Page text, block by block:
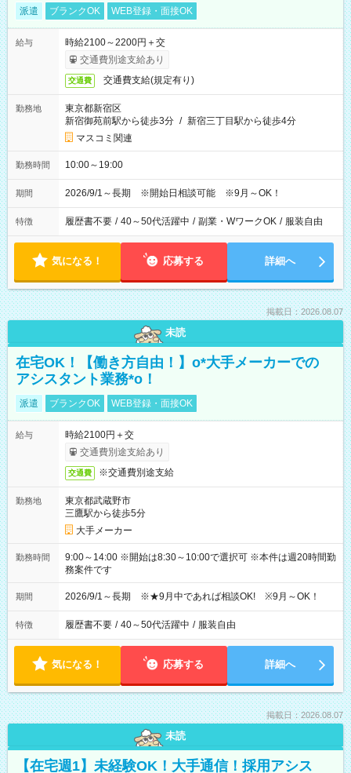
派遣 ブランクOK WEB登録・面接OK
給与
時給2100～2200円＋交
交通費別途支給あり
交通費 交通費支給(規定有り)
勤務地
東京都新宿区
新宿御苑前駅から徒歩3分 / 新宿三丁目駅から徒歩4分
マスコミ関連
勤務時間 10:00～19:00
期間 2026/9/1～長期 ※開始日相談可能 ※9月～OK！
特徴 履歴書不要 / 40～50代活躍中 / 副業・WワークOK / 服装自由
気になる！ 応募する 詳細へ
掲載日：2026.08.07
未読
在宅OK！【働き方自由！】o*大手メーカーでの
アシスタント業務*o！
派遣 ブランクOK WEB登録・面接OK
給与
時給2100円＋交
交通費別途支給あり
交通費 ※交通費別途支給
勤務地
東京都武蔵野市
三鷹駅から徒歩5分
大手メーカー
勤務時間
9:00～14:00 ※開始は8:30～10:00で選択可 ※本件は週20時間勤
務案件です
期間 2026/9/1～長期 ※★9月中であれば相談OK! ※9月～OK！
特徴 履歴書不要 / 40～50代活躍中 / 服装自由
気になる！ 応募する 詳細へ
掲載日：2026.08.07
未読
【在宅週1】未経験OK！大手通信！採用アシス